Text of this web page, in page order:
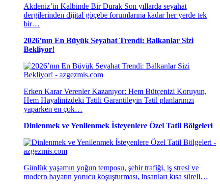
Akdeniz’in Kalbinde Bir Durak Son yıllarda seyahat
dergilerinden dijital göçebe forumlarına kadar her yerde tek
bir…
2026’nın En Büyük Seyahat Trendi: Balkanlar Sizi
Bekliyor!
Erken Karar Verenler Kazanıyor: Hem Bütçenizi Koruyun,
Hem Hayalinizdeki Tatili Garantileyin Tatil planlarınızı
yaparken en çok…
Dinlenmek ve Yenilenmek İsteyenlere Özel Tatil Bölgeleri
Günlük yaşamın yoğun temposu, şehir trafiği, iş stresi ve
modern hayatın yorucu koşuşturması, insanları kısa süreli…